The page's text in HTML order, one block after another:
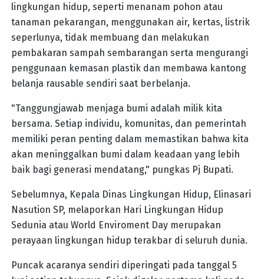
lingkungan hidup, seperti menanam pohon atau
tanaman pekarangan, menggunakan air, kertas, listrik
seperlunya, tidak membuang dan melakukan
pembakaran sampah sembarangan serta mengurangi
penggunaan kemasan plastik dan membawa kantong
belanja rausable sendiri saat berbelanja.
"Tanggungjawab menjaga bumi adalah milik kita
bersama. Setiap individu, komunitas, dan pemerintah
memiliki peran penting dalam memastikan bahwa kita
akan meninggalkan bumi dalam keadaan yang lebih
baik bagi generasi mendatang," pungkas Pj Bupati.
Sebelumnya, Kepala Dinas Lingkungan Hidup, Elinasari
Nasution SP, melaporkan Hari Lingkungan Hidup
Sedunia atau World Enviroment Day merupakan
perayaan lingkungan hidup terakbar di seluruh dunia.
Puncak acaranya sendiri diperingati pada tanggal 5